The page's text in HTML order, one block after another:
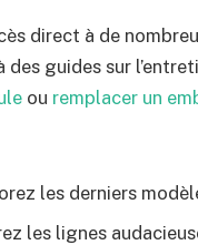
direct à de
guides sur
ou remplacer un
les derniers
les lignes